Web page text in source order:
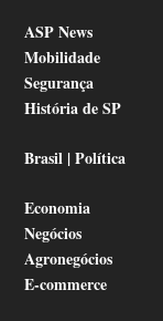
ASP News
Mobilidade
Segurança
História de SP
Brasil | Política
Economia
Negócios
Agronegócios
E-commerce